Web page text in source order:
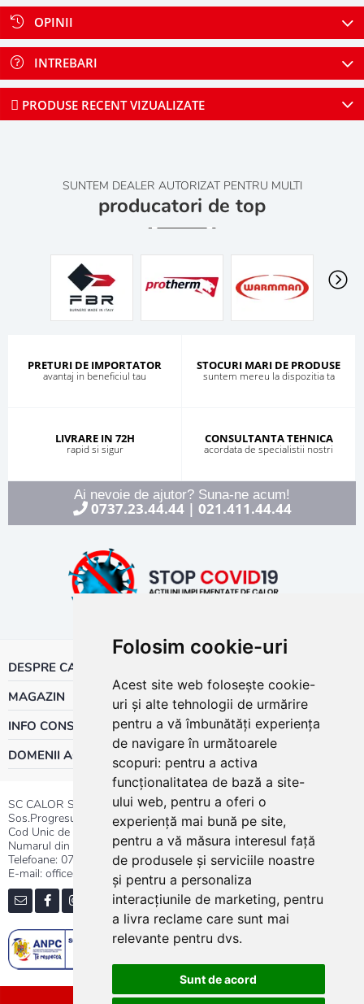
Folosim cookie-uri
Acest site web folosește cookie-
uri și alte tehnologii de urmărire
pentru a vă îmbunătăți experiența
de navigare în următoarele
scopuri: pentru a activa
funcționalitatea de bază a site-
ului web, pentru a oferi o
experiență mai bună pe site,
pentru a vă măsura interesul față
de produsele și serviciile noastre
și pentru a personaliza
interacțiunile de marketing, pentru
a livra reclame care sunt mai
relevante pentru dvs.
Sunt de acord
OPINII
INTREBARI
PRODUSE RECENT VIZUALIZATE
SUNTEM DEALER AUTORIZAT PENTRU MULTI
producatori de top
PRETURI DE IMPORTATOR
avantaj in beneficiul tau
STOCURI MARI DE PRODUSE
suntem mereu la dispozitia ta
LIVRARE IN 72H
rapid si sigur
CONSULTANTA TEHNICA
acordata de specialistii nostri
Ai nevoie de ajutor? Suna-ne acum!
0737.23.44.44| 021.411.44.44
DESPRE CALOR
MAGAZIN
INFO CONSUMATOR
DOMENII ACTIVITATE
SC CALOR SRL
Sos.Progresului nr.30-40, Sector 5, Bucuresti
Cod Unic de Inregistrare: RO 3004724
Numarul din Registrul Comertului:J40/13176/1991
Telefoane: 0737.23.44.44|021.411.44.44
E-mail: office@calor.ro